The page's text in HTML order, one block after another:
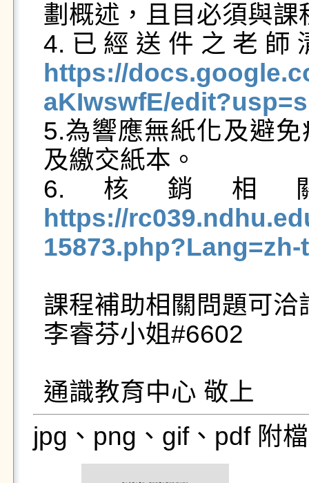
劃概述，且目必須與
4.已經送件之老師
https://
aKIwswfE/
5.為響應無紙化及避
及繳交紙本。
6.核銷相
https://
15873.php?Lang=zh-
課程補助相關問題可洽
李睿芬小姐#6602
通識教育中心 敬上
jpg、png、gif、pdf 附